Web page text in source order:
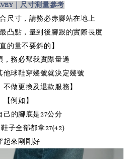
｜尺寸測量參考
尺寸，請務必赤腳站在地上
凸點，量到後腳跟的實際長度
的量不要斜的】
，務必幫我實際量過
他球鞋穿幾號就決定幾號
不做更換及退款服務】
【例如】
己的腳底是27公分
子全部都拿27(42)
起來剛剛好